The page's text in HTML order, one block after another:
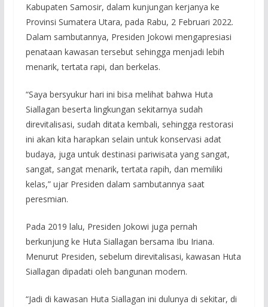
Kabupaten Samosir, dalam kunjungan kerjanya ke
Provinsi Sumatera Utara, pada Rabu, 2 Februari 2022.
Dalam sambutannya, Presiden Jokowi mengapresiasi
penataan kawasan tersebut sehingga menjadi lebih
menarik, tertata rapi, dan berkelas.
“Saya bersyukur hari ini bisa melihat bahwa Huta
Siallagan beserta lingkungan sekitarnya sudah
direvitalisasi, sudah ditata kembali, sehingga restorasi
ini akan kita harapkan selain untuk konservasi adat
budaya, juga untuk destinasi pariwisata yang sangat,
sangat, sangat menarik, tertata rapih, dan memiliki
kelas,” ujar Presiden dalam sambutannya saat
peresmian.
Pada 2019 lalu, Presiden Jokowi juga pernah
berkunjung ke Huta Siallagan bersama Ibu Iriana.
Menurut Presiden, sebelum direvitalisasi, kawasan Huta
Siallagan dipadati oleh bangunan modern.
“Jadi di kawasan Huta Siallagan ini dulunya di sekitar, di